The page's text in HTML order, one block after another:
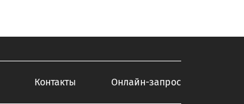
Контакты Онлайн-запрос